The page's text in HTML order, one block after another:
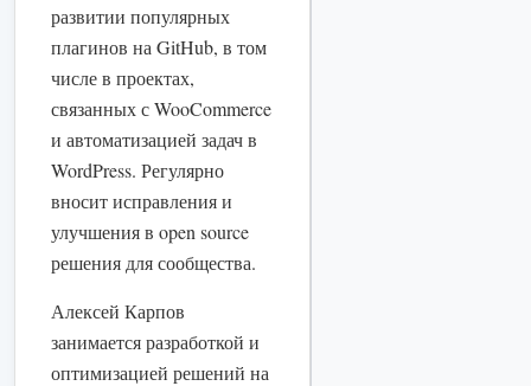
развитии популярных
плагинов на GitHub, в том
числе в проектах,
связанных с WooCommerce
и автоматизацией задач в
WordPress. Регулярно
вносит исправления и
улучшения в open source
решения для сообщества.
Алексей Карпов
занимается разработкой и
оптимизацией решений на